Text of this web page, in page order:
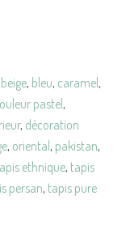
beige, bleu, caramel,
pastel,
, décoration
, oriental , pakistan,
ethnique, tapis
persan, tapis pure